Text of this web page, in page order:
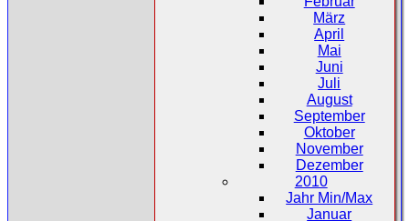
März
April
Mai
Juni
Juli
August
September
Oktober
November
Dezember
2010
Jahr Min/Max
Januar